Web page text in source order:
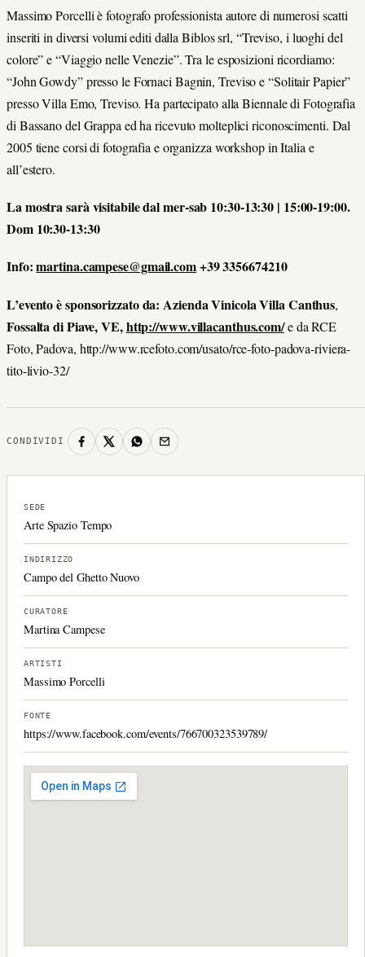
Massimo Porcelli è fotografo professionista autore di numerosi scatti
inseriti in diversi volumi editi dalla Biblos srl, “Treviso, i luoghi del
colore” e “Viaggio nelle Venezie”. Tra le esposizioni ricordiamo:
“John Gowdy” presso le Fornaci Bagnin, Treviso e “Solitair Papier”
presso Villa Emo, Treviso. Ha partecipato alla Biennale di Fotografia
di Bassano del Grappa ed ha ricevuto molteplici riconoscimenti. Dal
2005 tiene corsi di fotografia e organizza workshop in Italia e
all’estero.
La mostra saràvisitabile dal mer-sab 10:30-13:30 | 15:00-19:00.
Dom 10:30-13:30
Info:martina.campese@gmail.com+39 3356674210
L’eventoèsponsorizzato da: Azienda Vinicola Villa Canthus,
Fossalta di Piave, VE,http://www.villacanthus.com/e da RCE
Foto, Padova, http://www.rcefoto.com/usato/rce-foto-padova-riviera-
tito-livio-32/
CONDIVIDI
SEDE
Arte Spazio Tempo
INDIRIZZO
Campo del Ghetto Nuovo
CURATORE
Martina Campese
ARTISTI
Massimo Porcelli
FONTE
https://www.facebook.com/events/766700323539789/